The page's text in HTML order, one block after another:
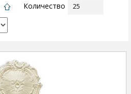
Количество